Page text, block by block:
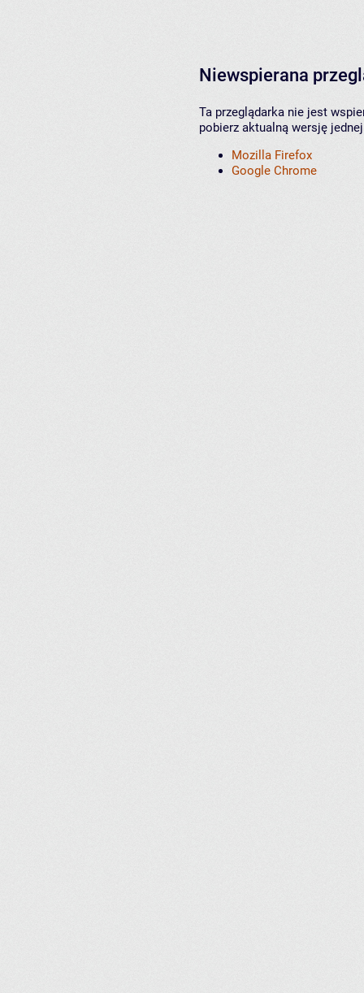
Niewspierana
Ta przeglądarka nie jest
pobierz aktualną wersję
Mozilla Firefox
Google Chrome